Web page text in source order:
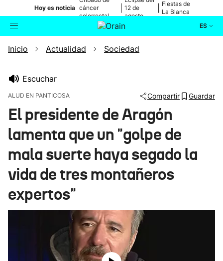
Hoy es noticia cáncer
colorrectal
12 de
agosto
Fiestas de
La Blanca
ES
Buscador Actualidad
Ikusmiran
Eguraldia
Inicio Actualidad Sociedad
Escuchar
ALUD EN PANTICOSA Compartir Guardar
El presidente de Aragón
lamenta que un "golpe de
mala suerte haya segado la
vida de tres montañeros
expertos"